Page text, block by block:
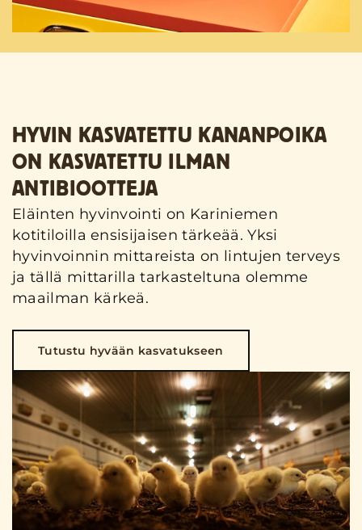
HYVIN KASVATETTU KANANPOIKA
ON KASVATETTU ILMAN
ANTIBIOOTTEJA
Eläinten hyvinvointi on Kariniemen
kotitiloilla ensisijaisen tärkeää. Yksi
hyvinvoinnin mittareista on lintujen terveys
ja tällä mittarilla tarkasteltuna olemme
maailman kärkeä.
Tutustu hyvään kasvatukseen